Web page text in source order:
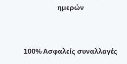
ημερών
100% Ασφαλείς συναλλαγές